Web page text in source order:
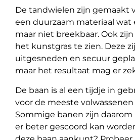
De tandwielen zijn gemaakt
een duurzaam materiaal wat
maar niet breekbaar. Ook
het kunstgras te zien. Deze
uitgesneden en secuur
maar het resultaat mag er
De baan is al een tijdje in
voor de meeste
Sommige banen zijn daarom
er beter gescoord kan